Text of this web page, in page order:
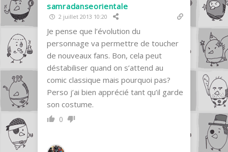
samradanseorientale
2 juillet 2013 10:20
Je pense que l’évolution du
personnage va permettre de toucher
de nouveaux fans. Bon, cela peut
déstabiliser quand on s’attend au
comic classique mais pourquoi pas?
Perso j’ai bien apprécié tant qu’il garde
son costume.
0